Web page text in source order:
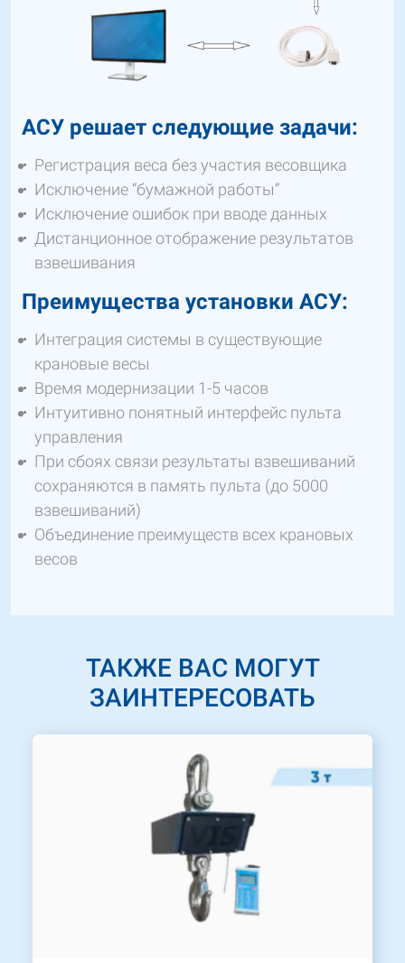
АСУ решает следующие задачи:
Регистрация веса без участия весовщика
​Исключение “бумажной работы”
​Исключение ошибок при вводе данных
​Дистанционное отображение результатов
взвешивания
Преимущества установки АСУ:
Интеграция системы в существующие
крановые весы
​Время модернизации 1-5 часов
Интуитивно понятный интерфейс пульта
управления
При сбоях связи результаты взвешиваний
сохраняются в память пульта (до 5000
взвешиваний)
Объединение преимуществ всех крановых
весов
ТАКЖЕ ВАС МОГУТ
ЗАИНТЕРЕСОВАТЬ